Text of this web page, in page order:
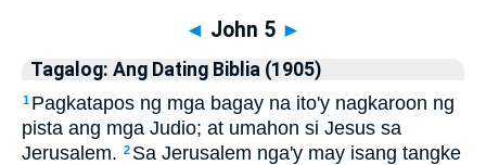
◄ John 5 ►
Tagalog: Ang Dating Biblia (1905)
1 Pagkatapos ng mga bagay na ito'y nagkaroon ng
pista ang mga Judio; at umahon si Jesus sa
Jerusalem. 2 Sa Jerusalem nga'y may isang tangke